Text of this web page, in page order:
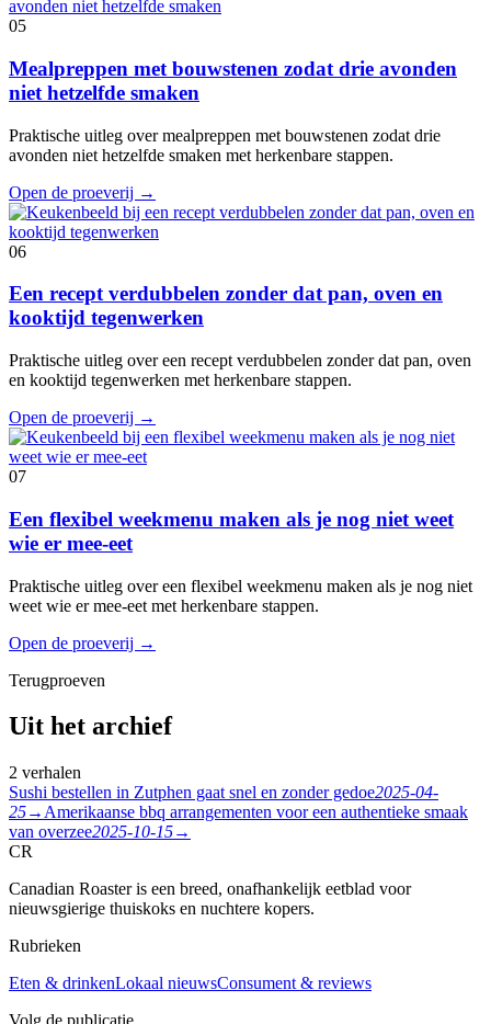
05
Mealpreppen met bouwstenen zodat drie avonden
niet hetzelfde smaken
Praktische uitleg over mealpreppen met bouwstenen zodat drie
avonden niet hetzelfde smaken met herkenbare stappen.
Open de proeverij →
06
Een recept verdubbelen zonder dat pan, oven en
kooktijd tegenwerken
Praktische uitleg over een recept verdubbelen zonder dat pan, oven
en kooktijd tegenwerken met herkenbare stappen.
Open de proeverij →
07
Een flexibel weekmenu maken als je nog niet weet
wie er mee-eet
Praktische uitleg over een flexibel weekmenu maken als je nog niet
weet wie er mee-eet met herkenbare stappen.
Open de proeverij →
Terugproeven
Uit het archief
2 verhalen
Sushi bestellen in Zutphen gaat snel en zonder gedoe2025-04-
25→ Amerikaanse bbq arrangementen voor een authentieke smaak
van overzee2025-10-15→
CR
Canadian Roaster is een breed, onafhankelijk eetblad voor
nieuwsgierige thuiskoks en nuchtere kopers.
Rubrieken
Eten & drinkenLokaal nieuwsConsument & reviews